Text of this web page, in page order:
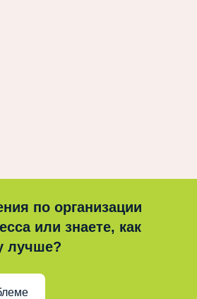
по организации
или знаете, как
лучше?